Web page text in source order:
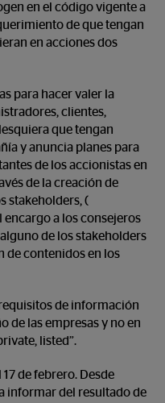
en el código vigente a
de que tengan
en acciones dos
para hacer valer la
clientes,
que tengan
y anuncia planes para
de los accionistas en
de la creación de
stakeholders, (
encargo a los consejeros
de los stakeholders
de contenidos en los
de información
de las empresas y no en
listed”.
de febrero. Desde
informar del resultado de